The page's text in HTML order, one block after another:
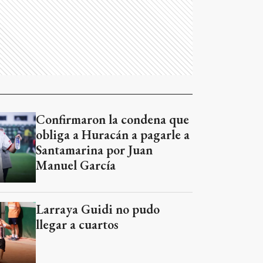
Confirmaron la condena que
obliga a Huracán a pagarle a
Santamarina por Juan
Manuel García
Larraya Guidi no pudo
llegar a cuartos